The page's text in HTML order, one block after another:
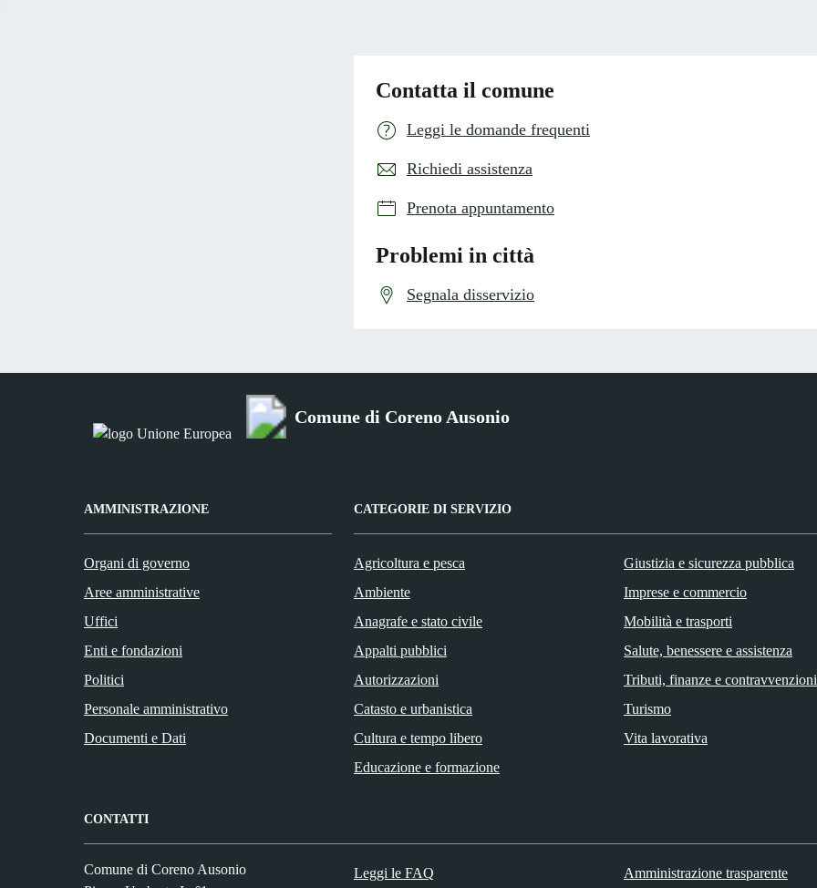
Contatta il comune
Leggi le domande frequenti
Richiedi assistenza
Prenota appuntamento
Problemi in città
Segnala disservizio
Comune di Coreno Ausonio
AMMINISTRAZIONE
Organi di governo
Aree amministrative
Uffici
Enti e fondazioni
Politici
Personale amministrativo
Documenti e Dati
CATEGORIE DI SERVIZIO
Agricoltura e pesca
Ambiente
Anagrafe e stato civile
Appalti pubblici
Autorizzazioni
Catasto e urbanistica
Cultura e tempo libero
Educazione e formazione
Giustizia e sicurezza pubblica
Imprese e commercio
Mobilità e trasporti
Salute, benessere e assistenza
Tributi, finanze e contravvenzioni
Turismo
Vita lavorativa
CONTATTI
Comune di Coreno Ausonio
Leggi le FAQ Amministrazione trasparente